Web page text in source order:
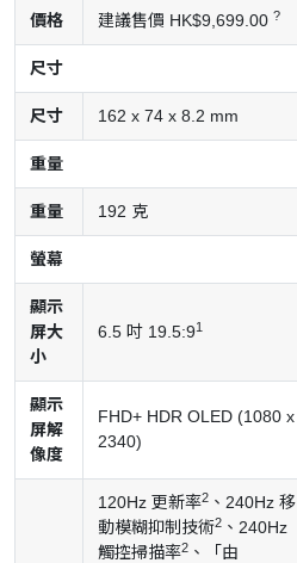
價格 建議售價 HK$9,699.00 ?
尺寸
尺寸 162 x 74 x 8.2 mm
重量
重量 192 克
螢幕
顯示
屏大
小
6.5 吋 19.5:91
顯示
屏解
像度
FHD+ HDR OLED (1080 x
2340)
120Hz 更新率2 、240Hz 移
動模糊抑制技術2 、240Hz
觸控掃描率2 、「由